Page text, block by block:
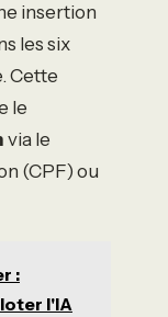
insertion
les six
Cette
le
via le
(CPF) ou
:
l'IA